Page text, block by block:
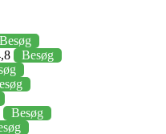
Besøg
Besøg
Besøg